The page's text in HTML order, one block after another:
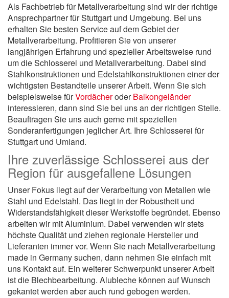
Als Fachbetrieb für Metallverarbeitung sind wir der richtige
Ansprechpartner für Stuttgart und Umgebung. Bei uns
erhalten Sie besten Service auf dem Gebiet der
Metallverarbeitung. Profitieren Sie von unserer
langjährigen Erfahrung und spezieller Arbeitsweise rund
um die Schlosserei und Metallverarbeitung. Dabei sind
Stahlkonstruktionen und Edelstahlkonstruktionen einer der
wichtigsten Bestandteile unserer Arbeit. Wenn Sie sich
beispielsweise fürVordächeroderBalkongeländer
interessieren, dann sind Sie bei uns an der richtigen Stelle.
Beauftragen Sie uns auch gerne mit speziellen
Sonderanfertigungen jeglicher Art. Ihre Schlosserei für
Stuttgart und Umland.
Ihre zuverlässige Schlosserei aus der
Region für ausgefallene Lösungen
Unser Fokus liegt auf der Verarbeitung von Metallen wie
Stahl und Edelstahl. Das liegt in der Robustheit und
Widerstandsfähigkeit dieser Werkstoffe begründet. Ebenso
arbeiten wir mit Aluminium. Dabei verwenden wir stets
höchste Qualität und ziehen regionale Hersteller und
Lieferanten immer vor. Wenn Sie nach Metallverarbeitung
made in Germany suchen, dann nehmen Sie einfach mit
uns Kontakt auf. Ein weiterer Schwerpunkt unserer Arbeit
ist die Blechbearbeitung. Alubleche können auf Wunsch
gekantet werden aber auch rund gebogen werden.